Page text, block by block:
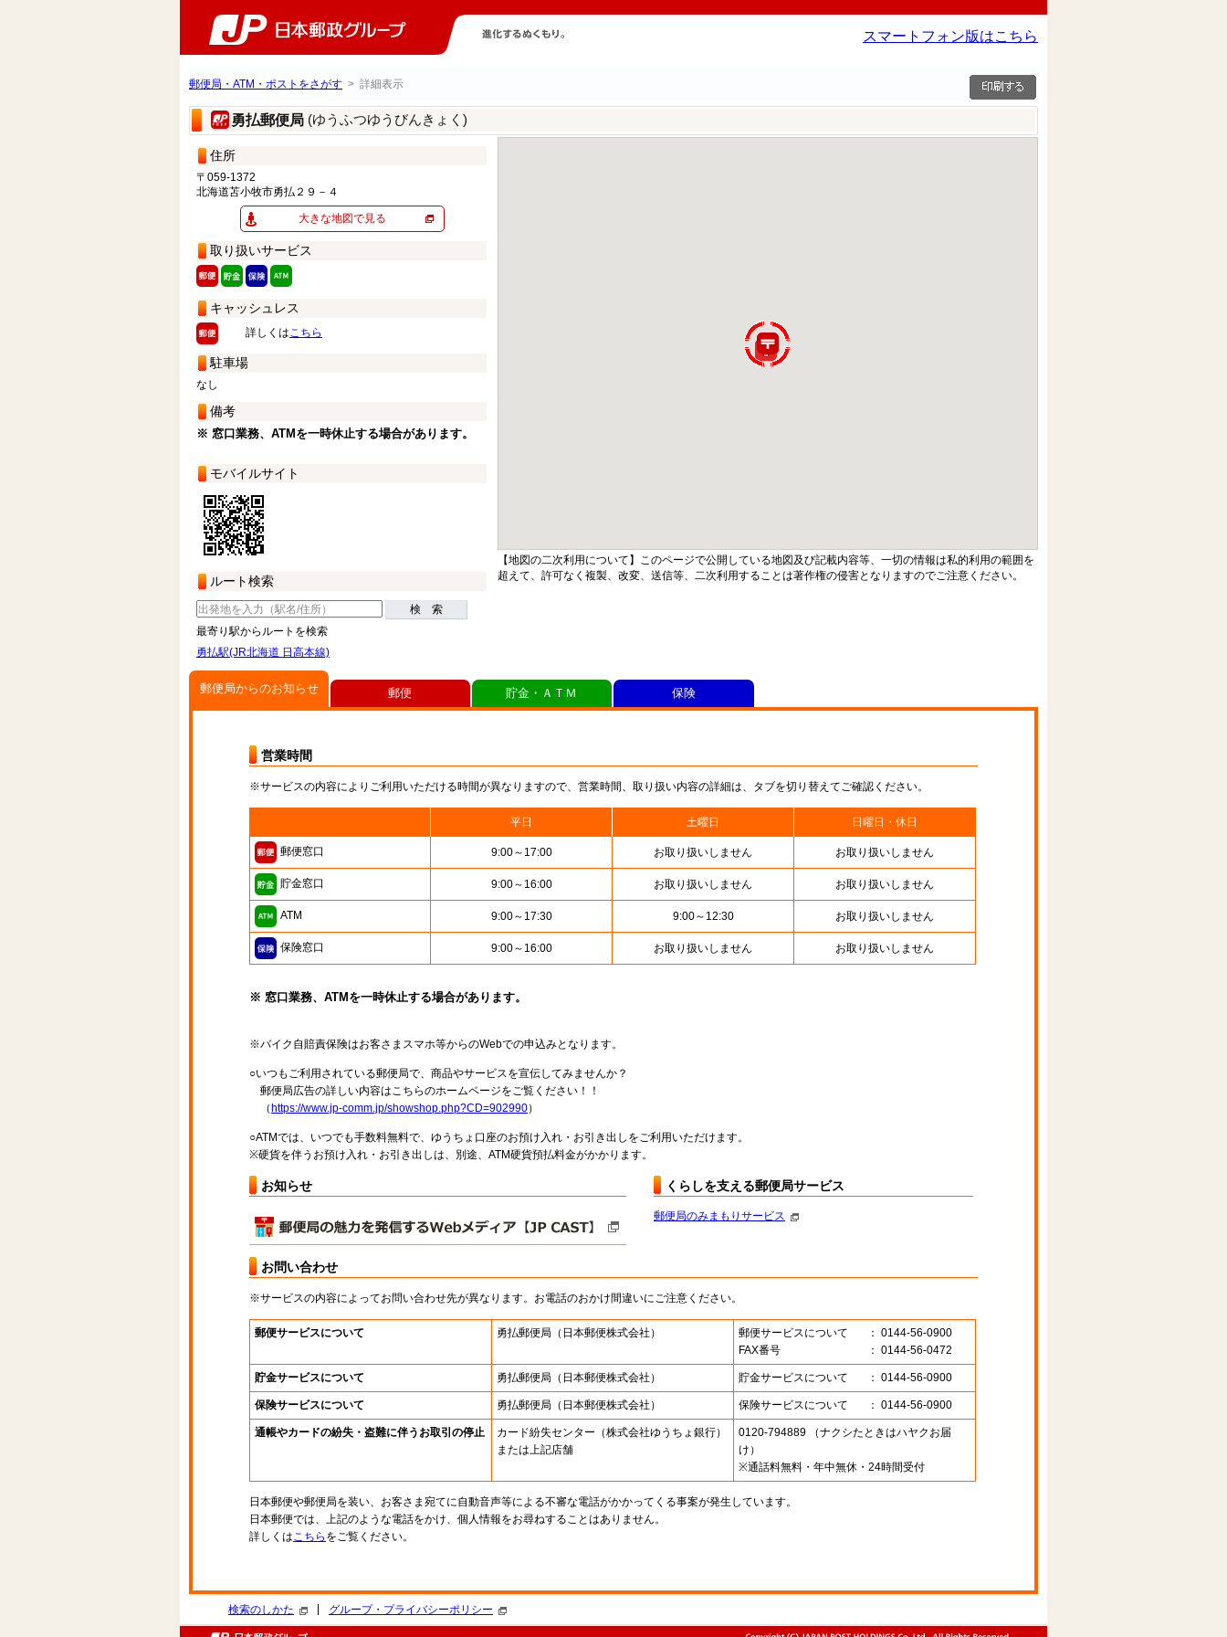
スマートフォン版はこちら
郵便局・ATM・ポストをさがす > 詳細表示
勇払郵便局 (ゆうふつゆうびんきょく)
住所
〒059-1372
北海道苫小牧市勇払２９－４
大きな地図で見る
取り扱いサービス
キャッシュレス
詳しくはこちら
駐車場
なし
備考
※ 窓口業務、ATMを一時休止する場合があります。
モバイルサイト
ルート検索
検 索
最寄り駅からルートを検索
勇払駅(JR北海道 日高本線)
【地図の二次利用について】このページで公開している地図及び記載内容等、一切の情報は私的利用の範囲を
超えて、許可なく複製、改変、送信等、二次利用することは著作権の侵害となりますのでご注意ください。
郵便局からのお知らせ
営業時間
※サービスの内容によりご利用いただける時間が異なりますので、営業時間、取り扱い内容の詳細は、タブを切り替えてご確認ください。
平日 土曜日 日曜日・休日
郵便窓口 9:00～17:00 お取り扱いしません お取り扱いしません
貯金窓口 9:00～16:00 お取り扱いしません お取り扱いしません
ATM 9:00～17:30 9:00～12:30 お取り扱いしません
保険窓口 9:00～16:00 お取り扱いしません お取り扱いしません
※ 窓口業務、ATMを一時休止する場合があります。
※バイク自賠責保険はお客さまスマホ等からのWebでの申込みとなります。
○いつもご利用されている郵便局で、商品やサービスを宣伝してみませんか？
郵便局広告の詳しい内容はこちらのホームページをご覧ください！！
（ https://www.jp-comm.jp/showshop.php?CD=902990）
○ATMでは、いつでも手数料無料で、ゆうちょ口座のお預け入れ・お引き出しをご利用いただけます。
※硬貨を伴うお預け入れ・お引き出しは、別途、ATM硬貨預払料金がかかります。
お知らせ くらしを支える郵便局サービス
郵便局のみまもりサービス
お問い合わせ
※サービスの内容によってお問い合わせ先が異なります。お電話のおかけ間違いにご注意ください。
郵便サービスについて 勇払郵便局 （日本郵便株式会社） 郵便サービスについて
： 0144-56-0900
FAX番号
： 0144-56-0472
貯金サービスについて 勇払郵便局 （日本郵便株式会社） 貯金サービスについて ： 0144-56-0900
保険サービスについて 勇払郵便局 （日本郵便株式会社） 保険サービスについて ： 0144-56-0900
通帳やカードの紛失・盗難に伴うお取引の停止 カード紛失センター （株式会社ゆうちょ銀行）
または上記店舗
0120-794889 （ナクシたときはハヤクお届
け）
※通話料無料・年中無休・24時間受付
日本郵便や郵便局を装い、お客さま宛てに自動音声等による不審な電話がかかってくる事案が発生しています。
日本郵便では、上記のような電話をかけ、個人情報をお尋ねすることはありません。
詳しくはこちら をご覧ください。
郵便 貯金・ＡＴＭ 保険
検索のしかた グループ・プライバシーポリシー